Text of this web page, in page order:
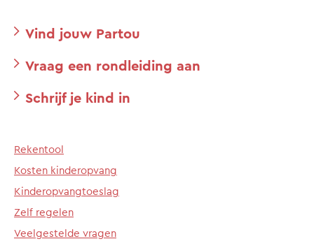
Vind jouw Partou
Vraag een rondleiding aan
Schrijf je kind in
Rekentool
Kosten kinderopvang
Kinderopvangtoeslag
Zelf regelen
Veelgestelde vragen